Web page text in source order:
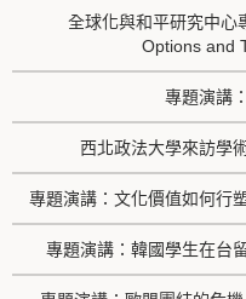
全球化與和平研究中心
Options and
專題演講
西北政法大學來訪學
專題演講：文化價值如何行
專題演講：韓國學生在台